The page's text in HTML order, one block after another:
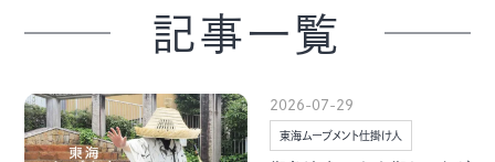
さんぽ
記事一覧
2026-07-29
東海ムーブメント仕掛け人